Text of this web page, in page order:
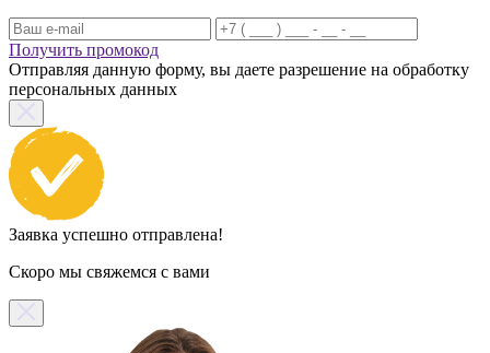
Получить промокод
Отправляя данную форму, вы даете разрешение на обработку
персональных данных
Заявка успешно отправлена!
Скоро мы свяжемся с вами